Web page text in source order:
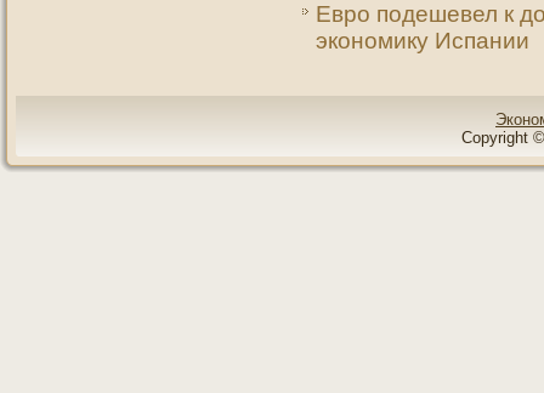
Евро подешевел к
экономику Испании
Copyright